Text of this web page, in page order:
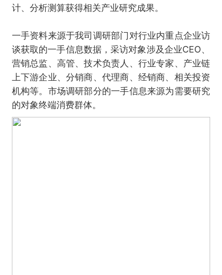
计、分析测算获得相关产业研究成果。
一手资料来源于我司调研部门对行业内重点企业访
谈获取的一手信息数据，采访对象涉及企业CEO、
营销总监、高管、技术负责人、行业专家、产业链
上下游企业、分销商、代理商、经销商、相关投资
机构等。市场调研部分的一手信息来源为需要研究
的对象终端消费群体。